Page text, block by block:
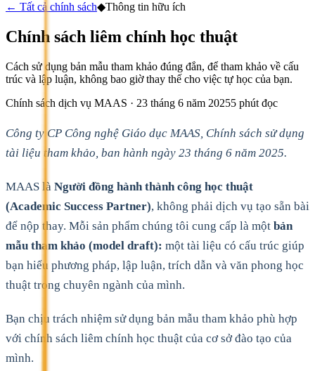
← Tất cả chính sách◆Thông tin hữu ích
Chính sách liêm chính học thuật
Cách sử dụng bản mẫu tham khảo đúng đắn, để tham khảo về cấu
trúc và lập luận, không bao giờ thay thế cho việc tự học của bạn.
Chính sách dịch vụ MAAS · 23 tháng 6 năm 20255 phút đọc
Công ty CP Công nghệ Giáo dục MAAS, Chính sách sử dụng
tài liệu tham khảo, ban hành ngày 23 tháng 6 năm 2025.
MAAS là Người đồng hành thành công học thuật
(Academic Success Partner), không phải dịch vụ tạo sẵn bài
để nộp thay. Mỗi sản phẩm chúng tôi cung cấp là một bản
mẫu tham khảo (model draft): một tài liệu có cấu trúc giúp
bạn hiểu phương pháp, lập luận, trích dẫn và văn phong học
thuật trong chuyên ngành của mình.
Bạn chịu trách nhiệm sử dụng bản mẫu tham khảo phù hợp
với chính sách liêm chính học thuật của cơ sở đào tạo của
mình.